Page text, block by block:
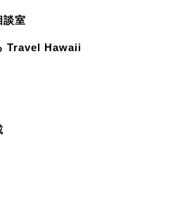
談室
Travel Hawaii